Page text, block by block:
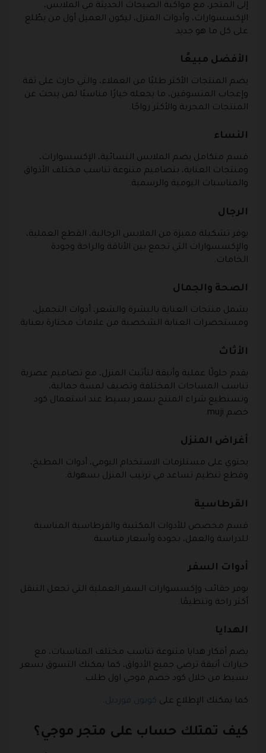
إلى المتجر، مع مواكبة الصيحات الحديثة في الملابس،
الإكسسوارات، وأدوات المنزل، ليكون العميل أول من يطّلع
على كل ما هو جديد.
الأفضل مبيعًا
يضم المنتجات الأكثر طلبًا من العملاء، والتي حازت على ثقة
وإعجاب المتسوقين، ما يجعله خيارًا مناسبًا لمن يبحث عن
المنتجات المجربة والأكثر رواجًا.
النساء
قسم متكامل يضم الملابس النسائية، الإكسسوارات،
ومنتجات العناية، بتصاميم متنوعة تناسب مختلف الأذواق
والمناسبات اليومية والرسمية.
الرجال
يوفر تشكيلة مميزة من الملابس الرجالية، القطع العملية،
والإكسسوارات التي تجمع بين الأناقة والراحة وجودة
الخامات.
الصحة والجمال
يشمل منتجات العناية بالبشرة والشعر، أدوات التجميل،
ومستحضرات العناية الشخصية من علامات مختارة بعناية.
الأثاث
يقدم حلولًا عملية وأنيقة لتأثيث المنزل، مع تصاميم عصرية
تناسب المساحات المختلفة وتضيف لمسة جمالية،
وتستطيع شراء المنتج بسعر بسيط عند استعمال كود
خصم muji.
أغراض المنزل
يحتوي على مستلزمات الاستخدام اليومي، أدوات المطبخ،
وقطع تنظيم تساعد في ترتيب المنزل بسهولة.
القرطاسية
قسم مخصص للأدوات المكتبية والقرطاسية المناسبة
للدراسة والعمل، بجودة وأسعار مناسبة.
أدوات السفر
يوفر حقائب وإكسسوارات السفر العملية التي تجعل التنقل
أكثر راحة وتنظيمًا.
الهدايا
يضم أفكار هدايا متنوعة تناسب مختلف المناسبات، مع
خيارات أنيقة ترضي جميع الأذواق، كما يمكنك التسوق بسعر
بسيط من خلال كود خصم موجي اول طلب.
كما يمكنك الإطلاع على كوبون فورديل.
كيف تمتلك حساب على متجر موجي؟